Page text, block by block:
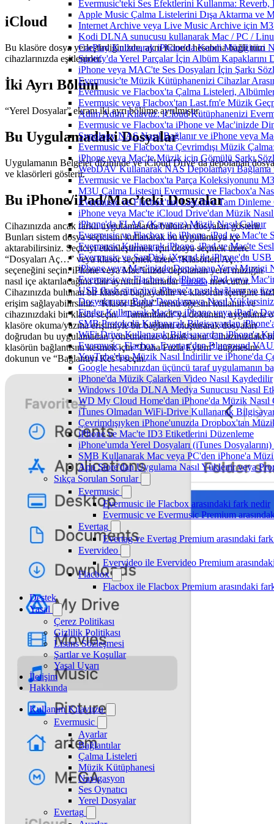
Evermusic'teki Ses Efektlerini Kullanma:
Apple Music Çalma Listelerini Dışa Aktarma ve
Internet Archive veya Live Music Archive için
Kodi DLNA sunucusu kullanarak Mac / PC /
CarPlay Kullanarak iPhone'da Kendi Müziğinizi
Spotify'da Yerel Parçalar İçin Albüm Kapaklarını
iPhone veya MAC'te Ses Dosyaları İçin Şarkı
Evermusic'te Müzik Kütüphanenizi Cihazlar
Evermusic ve Flacbox'ta Çalma Listeleri,
Evermusic veya Flacbox'tan Last.fm'e Müzik
Adım Adım Kılavuz: iCloud Kütüphanenizi
Evermusic ve Flacbox'ta iPhone ve Mac'inizde
Synology NAS Nasıl Bağlanır ve iPhone veya
Evermusic ve Flacbox'ta Çevrimdışı Müzik
iPhone veya Mac'te Müzik için Gömülü Şarkı
WebDAV Kullanarak NAS Depolamayı
Evermusic ve Flacbox'ta Parça Koleksiyonunu
M3U Çalma Listesini Evermusic ve Flacbox'a
Evermusic ve Flacbox'tan Last.fm'e Tam Dinleme
iPhone veya Mac'te iCloud Drive'dan Müzik
iPhone'da FLAC (Kayıpsız) Müzik Nasıl Çalınır
Evermusic ve Flacbox ile iPhone, iPad ve Mac'te
Evermusic Kullanarak iPhone, iPad ve Mac'te
Evermusic ve SanDisk iXpand ile iPhone'da USB
iPhone veya Mac'inizde Depolanan Yerel Muzigi
Evermusic ve Flacbox ile iPhone, iPad veya
USB flash sürücüyü iPhone'a nasıl bağlanır ve
Dosyalarınızı Bulut Depolamaya Nasıl
Finder Kullanarak Mac'ten iPhone veya iPad'e
SMB Protokolü Kullanarak Bilgisayardan
WiFi-Drive Kullanarak Bilgisayardan iPhone'a
Evermusic, Flacbox, Evertag'den Bluesound
YouTube'dan Müzik Nasıl İndirilir ve iPhone'da
Google hesabınızdan üçüncü taraf uygulamanın
iPhone'da Müzik Çalarken Video Nasıl Kaydedilir
Windows 10'da DLNA Medya Sunucusu Nasıl
WD My Cloud Home'dan iPhone'da Müzik Nasıl
iTunes Olmadan WiFi-Drive Kullanarak
Çevrimdışıyken iPhone'unuzda Dropbox'tan
iPhone ve Mac'te ID3 Etiketlerini Düzenleme
iPhone'umda Yerel Dosyaları (iTunes Dosyalarını)
SMB Kullanarak Mac veya PC'den iPhone'a
App Store'dan Uygulama Nasıl Yüklenir veya
Sıkça Sorulan Sorular
Evermusic
Evermusic ile Flacbox arasındaki fark nedir
Evermusic ve Evermusic Premium
Evertag
Evertag ve Evertag Premium arasındaki
Evervideo
Evervideo ile Evervideo Premium
Flacbox
Flacbox ile Flacbox Premium arasındaki
Destek
Yasal
Çerez Politikası
Gizlilik Politikası
Lisans Sözleşmesi
Şartlar ve Koşullar
Yasal Uyarı
İletişim
Hakkında
Kullanım Kılavuzu
Evermusic
Ayarlar
Bağlantılar
Çalma Listeleri
Müzik Kütüphanesi
Navigasyon
Ses Oynatıcı
Yerel Dosyalar
Evertag
iCloud
Bu klasöre dosya yerleştirdiğinizde, aynı iCloud hesabına bağlı tüm
cihazlarınızda eşitlenirler.
İki Ayrı Bölüm
“Yerel Dosyalar” ekranı iki ayrı bölüme ayrılmıştır.
Bu Uygulamadaki Dosyalar
Uygulamanın Belgeler dizininde ve iCloud Drive’da depolanan dosya
ve klasörleri gösterir.
Bu iPhone/iPad/Mac’teki Dosyalar
Cihazınızda ancak farklı uygulamalarda bulunan dosyaları gösterir.
Bunları sistem dosya seçicisini kullanarak bu uygulamaya içe
aktarabilirsiniz. Seçiciyi etkinleştirmek için dosya seçmek üzere
“Dosyaları Aç…” veya klasör seçmek üzere “Klasörleri Aç…”
seçeneğini seçin. iPhone veya Mac’inizde depolanan yerel müziğin
nasıl içe aktarılacağına dair ayrıntılı talimatlarburadamevcuttur.
Cihazınızda bulunan bir klasörü bağlayabilir ve klasörün içeriğine
erişim sağlayabilirsiniz. “Klasör Bağla” menü öğesini kullanın ve
cihazınızdaki bir klasör seçin. “Tamamlandı"ya dokunun; uygulama o
klasöre okuma/yazma erişimiyle bir bağlantı oluşturarak dosyaları
doğrudan bu uygulamadan yönetmenize olanak tanır. Cihazınızdaki
klasörün bağlantısını kesmek için “Daha Fazla Eylem” düğmesine
dokunun ve “Bağlantıyı Kes"i seçin.